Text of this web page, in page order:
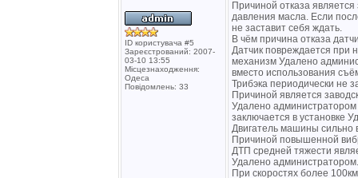
ID користувача #5
Зареєстрований: 2007-
03-10 13:55
Місцезнаходження:
Одеса
Повідомлень: 33
Причиной отказа
давления масла. Если
не заставит себя ждать.
В чём причина отказа
Датчик повреждается при
механизм Удалено
вместо использования
Трибэка периодически не
Причиной является
Удалено
заключается в установке
Двигатель машины сильно
Причиной повышенной
ДТП средней тяжести
Удалено
При скоростях более